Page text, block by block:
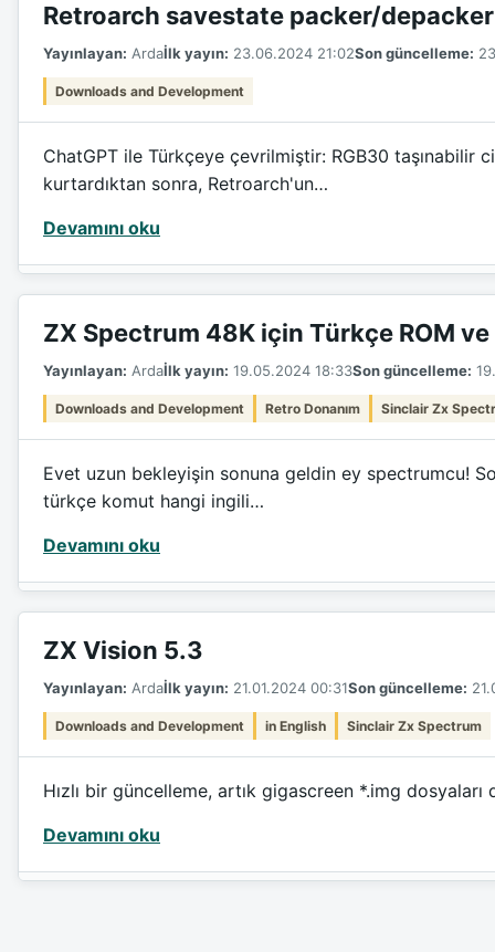
Retroarch savestate packer/
Yayınlayan: Ardaİlk yayın: 23.06.2024 21:02Son güncelleme:
Downloads and Development
ChatGPT ile Türkçeye çevrilmiştir: RGB30 taşınabilir
kurtardıktan sonra, Retroarch'un…
Devamını oku
ZX Spectrum 48K için Türkçe ROM
Yayınlayan: Ardaİlk yayın: 19.05.2024 18:33Son güncelleme:
Downloads and Development Retro Donanım Sinclair Zx
Evet uzun bekleyişin sonuna geldin ey spectrumcu!
türkçe komut hangi ingili…
Devamını oku
ZX Vision 5.3
Yayınlayan: Ardaİlk yayın: 21.01.2024 00:31Son güncelleme:
Downloads and Development in English Sinclair Zx Spectrum
Hızlı bir güncelleme, artık gigascreen *.img
Devamını oku